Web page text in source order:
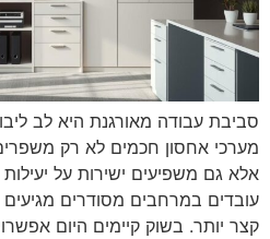
סביבת עבודה מאורגנת היא לב
מערכי אחסון חכמים לא רק
אלא גם משפיעים ישירות על
עובדים במרחבים מסודרים מגיעים
קצר יותר. בשוק קיימים היום